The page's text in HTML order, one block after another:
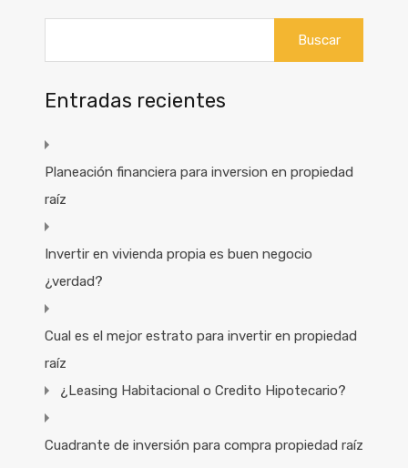
Entradas recientes
Planeación financiera para inversion en propiedad
raíz
Invertir en vivienda propia es buen negocio
¿verdad?
Cual es el mejor estrato para invertir en propiedad
raíz
¿Leasing Habitacional o Credito Hipotecario?
Cuadrante de inversión para compra propiedad raíz